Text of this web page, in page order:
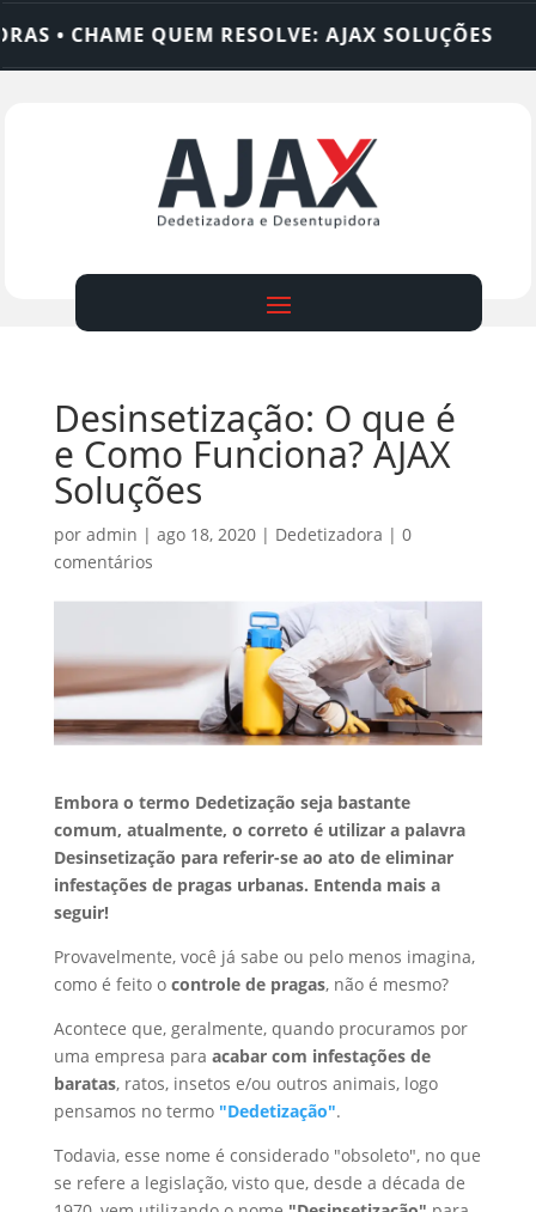
QUEM RESOLVE: AJAX SOLUÇÕES
Desinsetização: O que é
e Como Funciona? AJAX
Soluções
por admin | ago 18, 2020| Dedetizadora | 0
comentários
Embora o termo Dedetização seja bastante
comum, atualmente, o correto é utilizar a palavra
Desinsetização para referir-se ao ato de eliminar
infestações de pragas urbanas. Entenda mais a
seguir!
Provavelmente, você já sabe ou pelo menos imagina,
como é feito o controle de pragas, não é mesmo?
Acontece que, geralmente, quando procuramos por
uma empresa para acabar com infestações de
baratas, ratos, insetos e/ou outros animais, logo
pensamos no termo "Dedetização".
Todavia, esse nome é considerado "obsoleto", no que
se refere a legislação, visto que, desde a década de